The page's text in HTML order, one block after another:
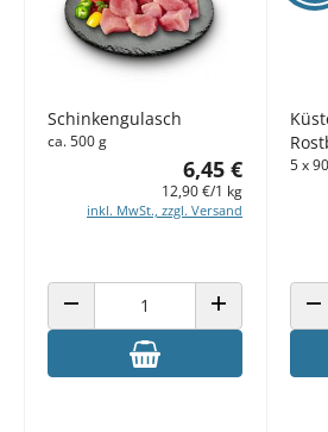
Schinkengulasch
ca. 500 g
6,45 €
12,90 €/1 kg
inkl. MwSt., zzgl. Versand
ANZAHL VERRINGERN ANZAHL
5 x